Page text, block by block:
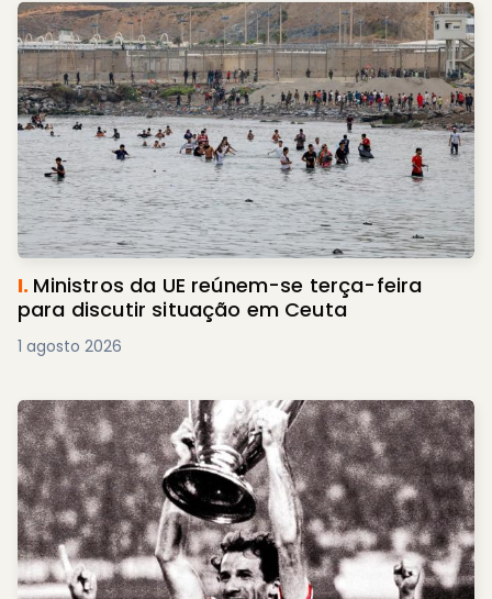
I. Ministros da UE reúnem-se terça-feira
para discutir situação em Ceuta
1 agosto 2026